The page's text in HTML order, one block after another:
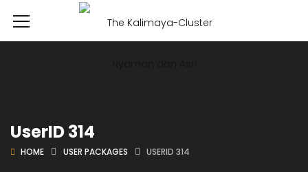
UserID 314
HOME USER PACKAGES USERID 314